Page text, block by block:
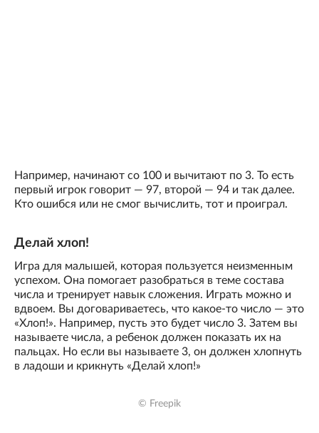
Например, начинают со 100 и вычитают по 3. То есть
первый игрок говорит — 97, второй — 94 и так далее.
Кто ошибся или не смог вычислить, тот и проиграл.
Делай хлоп!
Игра для малышей, которая пользуется неизменным
успехом. Она помогает разобраться в теме состава
числа и тренирует навык сложения. Играть можно и
вдвоем. Вы договариваетесь, что какое-то число — это
«Хлоп!». Например, пусть это будет число 3. Затем вы
называете числа, а ребенок должен показать их на
пальцах. Но если вы называете 3, он должен хлопнуть
в ладоши и крикнуть «Делай хлоп!»
© Freepik